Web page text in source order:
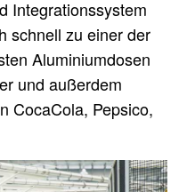
Integrationssystem
schnell zu einer der
Aluminiumdosen
und außerdem
CocaCola, Pepsico,